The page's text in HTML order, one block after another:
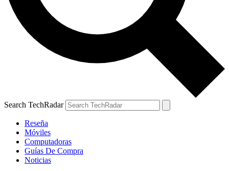
Search TechRadar
Reseña
Móviles
Computadoras
Guías De Compra
Noticias